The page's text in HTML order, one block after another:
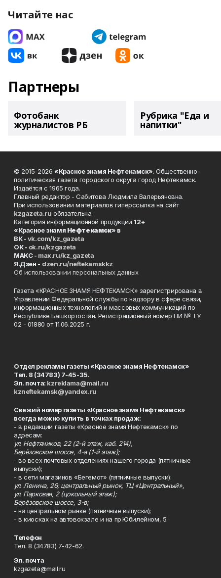
Читайте нас
Партнеры
Фотобанк
журналистов РБ
Рубрика "Еда и
напитки"
© 2015-2026 «Красное знамя Нефтекамск». Общественно-
политическая газета городского округа город Нефтекамск.
Издаётся с 1965 года.
Главный редактор - Сабитова Людмила Валерьяновна.
При использовании материалов гиперссылка на сайт
kzgazeta.ru обязательна.
Категория информационной продукции 12+
«Красное знамя Нефтекамск» в
ВК -vk.com/kz_gazeta
ОК - ok.ru/kzgazeta
MAKC - max.ru/kz_gazeta
Я.Дзен - dzen.ru/neftekamskkz
Об использовании персональных данных
Газета «КРАСНОЕ ЗНАМЯ НЕФТЕКАМСК» зарегистрирована в
Управлении Федеральной службы по надзору в сфере связи,
информационных технологий и массовых коммуникаций по
Республике Башкортостан. Регистрационный номер ПИ № ТУ
02 - 01880 от 11.06.2025 г.
Отдел рекламы газеты «Красное знамя Нефтекамск»
Тел. 8 (34783) 7-45-35.
Эл. почта: kzreklama@mail.ru
kzneftekamsk@yandex.ru
Свежий номер газеты «Красное знамя Нефтекамск»
всегда можно купить в точках продаж:
- в редакции газеты «Красное знамя Нефтекамск» по
адресам:
ул. Нефтяников, 22 (2-й этаж, каб. 214),
Берёзовское шоссе, 4-а (1-й этаж);
- во всех почтовых отделениях нашего города (пятничные
выпуски);
- в сети магазинов «Бегемот» (пятничные выпуски):
ул. Ленина, 26; центральный рынок, ТЦ «Центральный»,
ул. Парковая, 2 (цокольный этаж);
Берёзовское шоссе, 3-в;
- на центральном рынке (пятничные выпуски);
- в киосках на автовокзале и на пр.Юбилейном, 5.
Телефон
Тел. 8 (34783) 7-42-62.
Эл. почта
kzgazeta@mail.ru